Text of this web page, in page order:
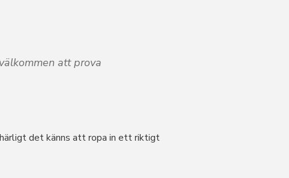
att prova
det känns att ropa in ett riktigt